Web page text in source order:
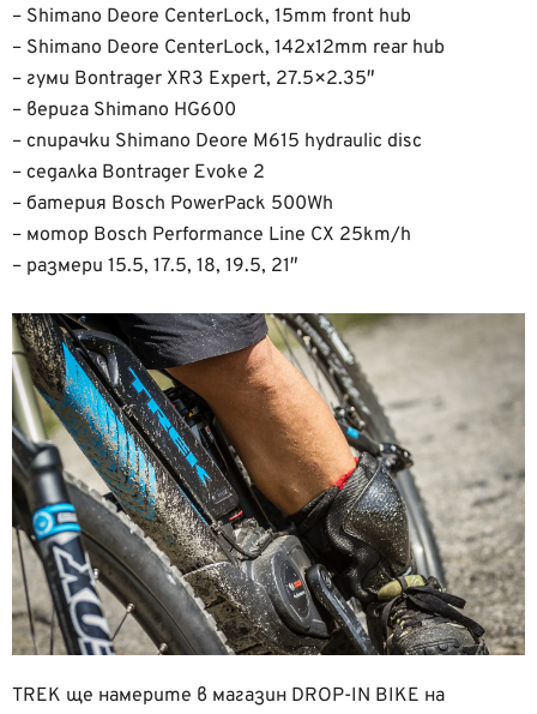
– Shimano Deore CenterLock, 15mm front hub
– Shimano Deore CenterLock, 142x12mm rear hub
– гуми Bontrager XR3 Expert, 27.5×2.35″
– верига Shimano HG600
– спирачки Shimano Deore M615 hydraulic disc
– седалка Bontrager Evoke 2
– батерия Bosch PowerPack 500Wh
– мотор Bosch Performance Line CX 25km/h
– размери 15.5, 17.5, 18, 19.5, 21″
TREK ще намерите в магазин DROP-IN BIKE на